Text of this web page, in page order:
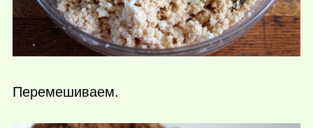
Перемешиваем.